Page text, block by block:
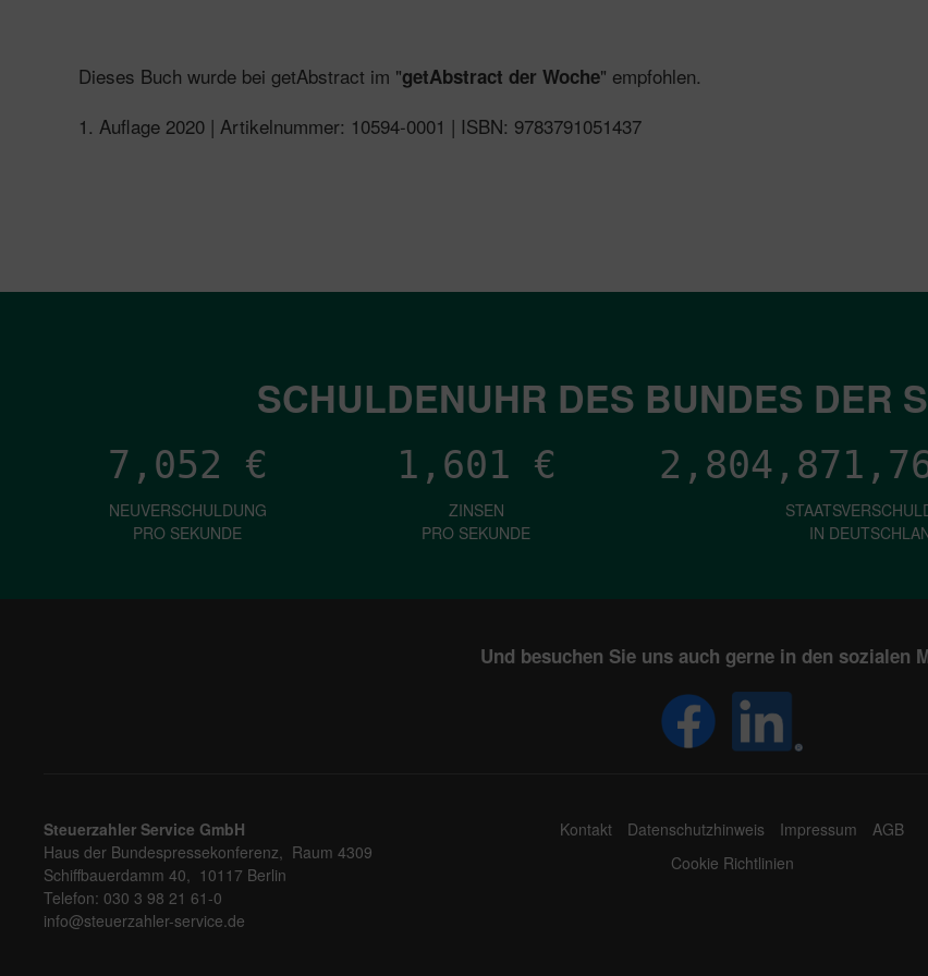
Dieses Buch wurde bei getAbstract im "getAbstract der Woche" empfohlen.
1. Auflage 2020 | Artikelnummer: 10594-0001 | ISBN: 9783791051437
SCHULDENUHR DES BUNDES DER
7,052 €
NEUVERSCHULDUNG
PRO SEKUNDE
1,601 €
ZINSEN
PRO SEKUNDE
IN
Und besuchen Sie uns auch gerne in den sozialen
Steuerzahler Service GmbH
Haus der Bundespressekonferenz, Raum 4309
Schiffbauerdamm 40, 10117 Berlin
Telefon: 030 3 98 21 61-0
info@steuerzahler-service.de
Kontakt Datenschutzhinweis Impressum
AGB
Cookie Richtlinien